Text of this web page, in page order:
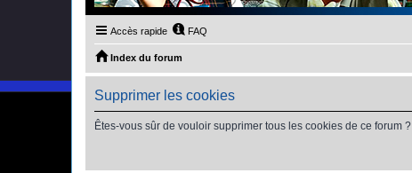
Accès rapide FAQ
Index du forum
Supprimer les cookies
Êtes-vous sûr de vouloir supprimer tous les cookies de ce forum ?